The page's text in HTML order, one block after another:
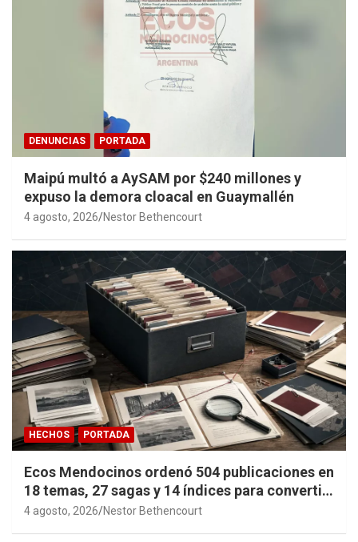
DENUNCIAS PORTADA
Maipú multó a AySAM por $240 millones y
expuso la demora cloacal en Guaymallén
4 agosto, 2026 Nestor Bethencourt
HECHOS PORTADA
Ecos Mendocinos ordenó 504 publicaciones en
18 temas, 27 sagas y 14 índices para convertir
años de investigación en memoria pública
4 agosto, 2026 Nestor Bethencourt